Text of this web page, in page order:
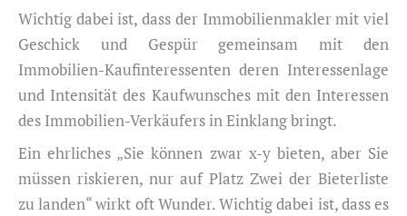
Wichtig dabei ist, dass der Immobilienmakler mit viel
Geschick und Gespür gemeinsam mit den
Immobilien-Kaufinteressenten deren Interessenlage
und Intensität des Kaufwunsches mit den Interessen
des Immobilien-Verkäufers in Einklang bringt.
Ein ehrliches „Sie können zwar x-y bieten, aber Sie
müssen riskieren, nur auf Platz Zwei der Bieterliste
zu landen“ wirkt oft Wunder. Wichtig dabei ist, dass es